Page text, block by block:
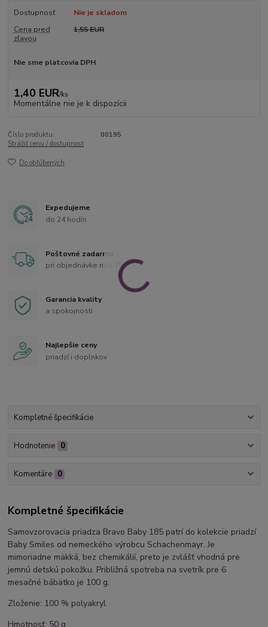
Dostupnosť
Nie je skladom
Cena pred
zľavou
1,55 EUR
Nie sme platcovia DPH
1,40 EUR/ks
Momentálne nie je k dispozícii
Číslo produktu:
00195
Strážiť cenu / dostupnosť
Do obľúbených
Expedujeme
do 24 hodín
Poštovné zadarmo
pri objednávke nad 75 €
Garancia kvality
a spokojnosti
Najlepšie ceny
priadzí i doplnkov
Kompletné špecifikácie
Hodnotenie 0
Komentáre 0
Kompletné špecifikácie
Samovzorovacia priadza Bravo Baby 185 patrí do kolekcie priadzí
Baby Smiles od nemeckého výrobcu Schachenmayr. Je
mimoriadne mäkká, bez chemikálií, preto je zvlášť vhodná pre
jemnú detskú pokožku. Približná spotreba na svetrík pre 6
mesačné bábätko je 100 g.
Zloženie: 100 % polyakryl
Hmotnosť: 50 g